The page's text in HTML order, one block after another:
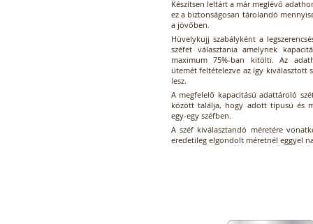
Készítsen leltárt a már meglévő
ez a biztonságosan tárolandó
a jövőben.
Hüvelykujj szabályként a
széfet választania amelynek
maximum 75%-ban kitölti. Az
ütemét feltételezve az így kiválasztott
lesz.
A megfelelő kapacitású adattároló
között találja, hogy adott típusú és
egy-egy széfben.
A széf kiválasztandó méretére
eredetileg elgondolt méretnél eggyel